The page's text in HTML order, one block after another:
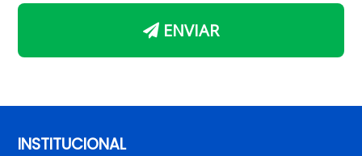
ENVIAR
INSTITUCIONAL